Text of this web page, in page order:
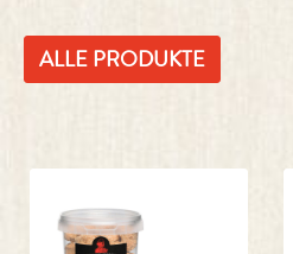
ALLE PRODUKTE